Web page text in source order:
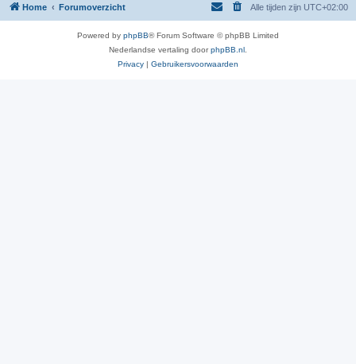
Home Forumoverzicht Alle tijden zijn UTC+02:00
Powered by phpBB® Forum Software © phpBB Limited
Nederlandse vertaling doorphpBB.nl
Privacy | Gebruikersvoorwaarden